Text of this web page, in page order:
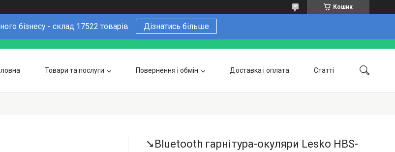
Кошик
бізнесу - склад 17522 товарів Дізнатись більше
Товари та послуги Повернення і обмін Доставка і оплата Статті
Оптовим покупцям Напишіть нам в Telegram Фотогалерея
➘Bluetooth гарнітура-окуляри Lesko HBS-